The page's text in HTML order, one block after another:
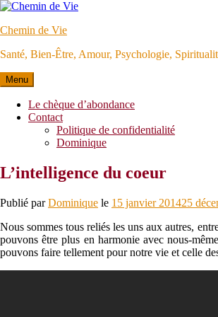
Aller
contenu
Chemin de Vie
Santé, Bien-Être, Amour, Psychologie,
Menu
Le chèque d’abondance
Contact
Politique de confidentialité
Dominique
L’intelligence du coeur
Publié parDominique le 15 janvier 201425
Nous sommes tous reliés les uns aux autres,
pouvons être plus en harmonie avec nous-
pouvons faire tellement pour notre vie et celle